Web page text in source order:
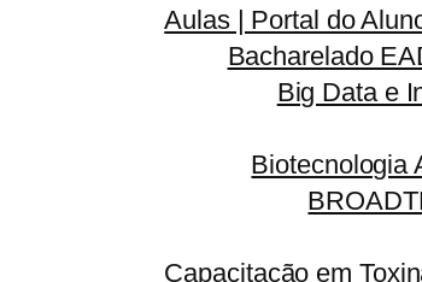
Aulas | Portal do
Bacharelado
Big Data e
Biotecnologia
Capacitação em